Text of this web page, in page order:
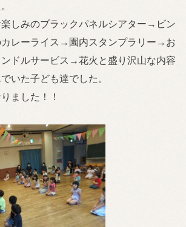
しみのブラックパネルシアター→ビン
レーライス→園内スタンプラリー→お
ドルサービス→花火と盛り沢山な内容
いた子ども達でした。
ました！！